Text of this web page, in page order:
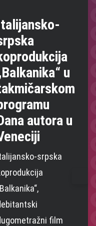
u
autora u
srpska
film